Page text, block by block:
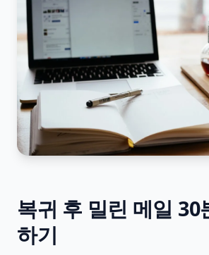
복귀 후 밀린 메일 30
하기